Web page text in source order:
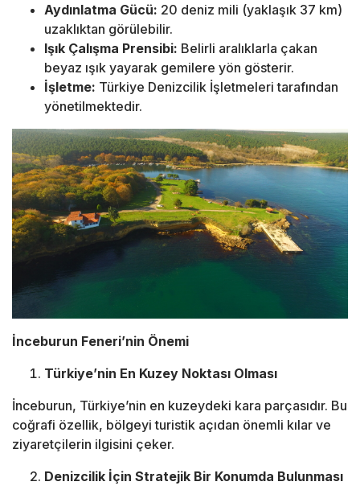
Aydınlatma Gücü: 20 deniz mili (yaklaşık 37 km)
uzaklıktan görülebilir.
Işık Çalışma Prensibi: Belirli aralıklarla çakan
beyaz ışık yayarak gemilere yön gösterir.
İşletme: Türkiye Denizcilik İşletmeleri tarafından
yönetilmektedir.
İnceburun Feneri’nin Önemi
Türkiye’nin En Kuzey Noktası Olması
İnceburun, Türkiye’nin en kuzeydeki kara parçasıdır. Bu
coğrafi özellik, bölgeyi turistik açıdan önemli kılar ve
ziyaretçilerin ilgisini çeker.
Denizcilik İçin Stratejik Bir Konumda Bulunması